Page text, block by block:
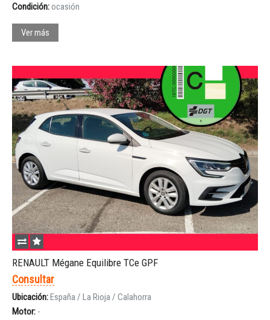
Condición:ocasión
Ver más
RENAULT Mégane Equilibre TCe GPF
Consultar
Ubicación:España / La Rioja / Calahorra
Motor: -